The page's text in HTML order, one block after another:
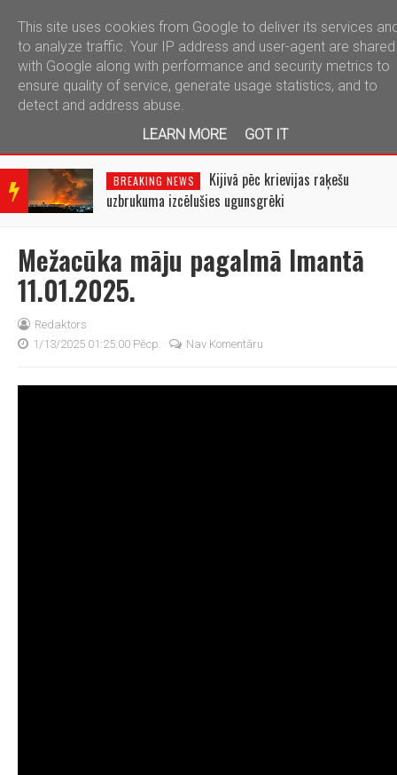
telegram
BRE
AKIN
NEW
BREAKING NEWS
Kijivā pēc krievijas raķešu
uzbrukuma izcēlušies ugunsgrēki
Mežacūka māju pagalmā Imantā
11.01.2025.
Redaktors
1/13/2025 01:25:00 Pēcp.
Nav Komentāru
This site uses cookies from Google to deliver its services
to analyze traffic. Your IP address and user-agent are shared
with Google along with performance and security metrics to
ensure quality of service, generate usage statistics, and to
detect and address abuse.
LEARN MORE
GOT IT